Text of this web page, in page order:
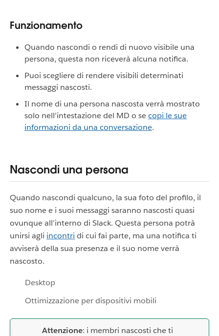
Funzionamento
Quando nascondi o rendi di nuovo visibile una
persona, questa non riceverà alcuna notifica.
Puoi scegliere di rendere visibili determinati
messaggi nascosti.
Il nome di una persona nascosta verrà mostrato
solo nell’intestazione del MD o secopi le sue
informazioni da una conversazione.
Nascondi una persona
Quando nascondi qualcuno, la sua foto del profilo, il
suo nome e i suoi messaggi saranno nascosti quasi
ovunque all’interno di Slack. Questa persona potrà
unirsi agli incontri di cui fai parte, ma una notifica ti
avviserà della sua presenza e il suo nome verrà
nascosto.
Desktop
Ottimizzazione per dispositivi mobili
Attenzione: i membri nascosti che ti